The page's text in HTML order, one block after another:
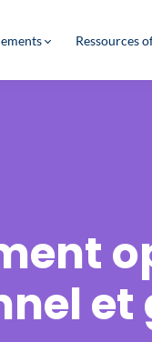
Ressources